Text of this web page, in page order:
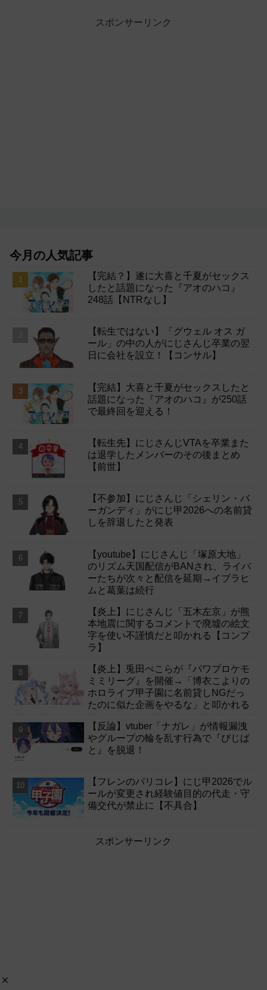
スポンサーリンク
今月の人気記事
【完結？】遂に大喜と千夏がセックス
したと話題になった『アオのハコ』
248話【NTRなし】
【転生ではない】「グウェル オス ガ
ール」の中の人がにじさんじ卒業の翌
日に会社を設立！【コンサル】
【完結】大喜と千夏がセックスしたと
話題になった『アオのハコ』が250話
で最終回を迎える！
【転生先】にじさんじVTAを卒業また
は退学したメンバーのその後まとめ
【前世】
【不参加】にじさんじ「シェリン・バ
ーガンディ」がにじ甲2026への名前貸
しを辞退したと発表
【youtube】にじさんじ「塚原大地」
のリズム天国配信がBANされ、ライバ
ーたちが次々と配信を延期→イブラヒ
ムと葛葉は続行
【炎上】にじさんじ「五木左京」が熊
本地震に関するコメントで廃墟の絵文
字を使い不謹慎だと叩かれる【コンプ
ラ】
【炎上】兎田ぺこらが『パワプロケモ
ミミリーグ』を開催→「博衣こよりの
ホロライブ甲子園に名前貸しNGだっ
たのに似た企画をやるな」と叩かれる
【反論】vtuber「ナガレ」が情報漏洩
やグループの輪を乱す行為で『びじぱ
と』を脱退！
【フレンのパリコレ】にじ甲2026でル
ールが変更され経験値目的の代走・守
備交代が禁止に【不具合】
スポンサーリンク